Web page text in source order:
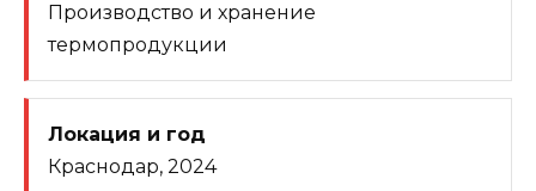
Производство и хранение
термопродукции
Локация и год
Краснодар, 2024